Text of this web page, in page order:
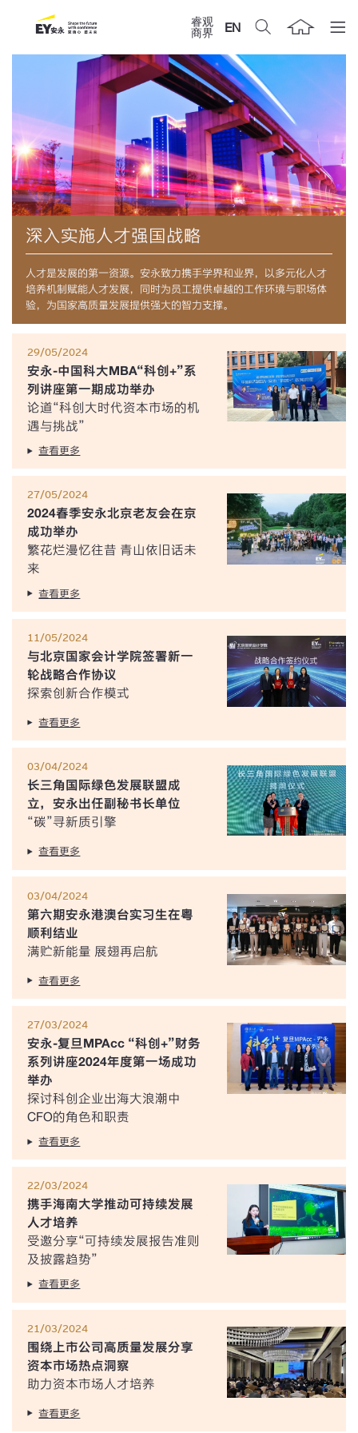
睿观
商界
EN
深入实施人才强国战略
人才是发展的第一资源。安永致力携手学界和业界，以多元化人才
培养机制赋能人才发展，同时为员工提供卓越的工作环境与职场体
验，为国家高质量发展提供强大的智力支撑。
29/05/2024
安永-中国科大MBA“科创+”系
列讲座第一期成功举办
论道“科创大时代资本市场的机
遇与挑战”
查看更多
27/05/2024
2024春季安永北京老友会在京
成功举办
繁花烂漫忆往昔 青山依旧话未
来
查看更多
11/05/2024
与北京国家会计学院签署新一
轮战略合作协议
探索创新合作模式
查看更多
03/04/2024
长三角国际绿色发展联盟成
立，安永出任副秘书长单位
“碳”寻新质引擎
查看更多
03/04/2024
第六期安永港澳台实习生在粤
顺利结业
满贮新能量 展翅再启航
查看更多
27/03/2024
安永-复旦MPAcc “科创+”财务
系列讲座2024年度第一场成功
举办
探讨科创企业出海大浪潮中
CFO的角色和职责
查看更多
22/03/2024
携手海南大学推动可持续发展
人才培养
受邀分享“可持续发展报告准则
及披露趋势”
查看更多
21/03/2024
围绕上市公司高质量发展分享
资本市场热点洞察
助力资本市场人才培养
查看更多